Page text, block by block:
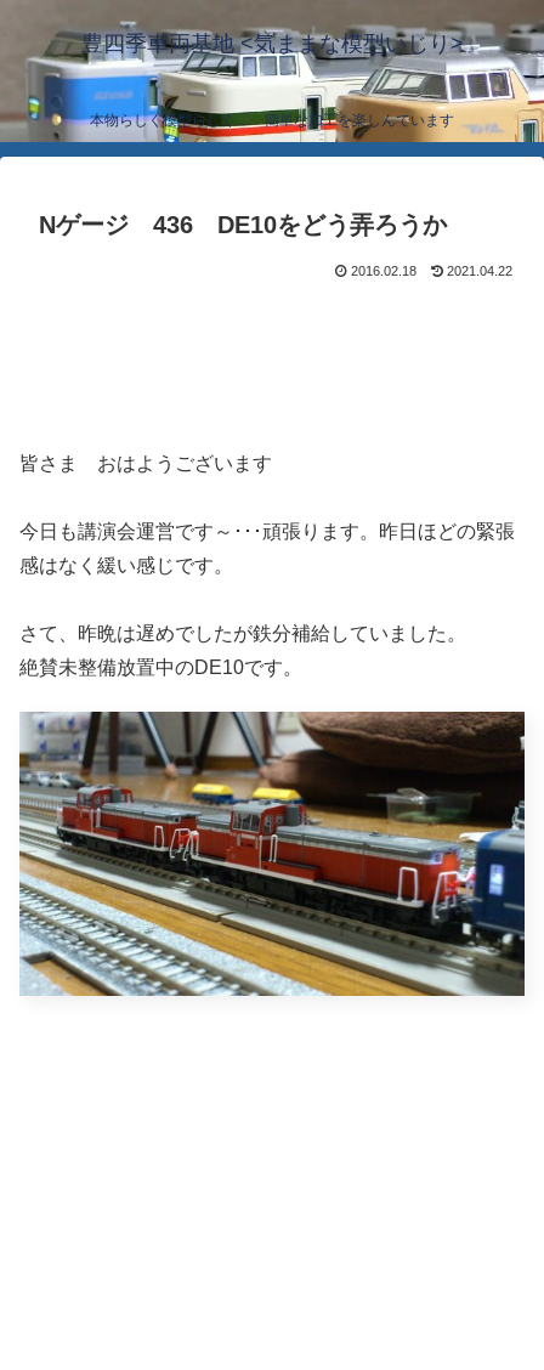
豊四季車両基地 <気ままな模型いじり>
本物らしく模型らしく… 簡単な加工を楽しんでいます
Nゲージ 436 DE10をどう弄ろうか
2016.02.18 2021.04.22
皆さま おはようございます
今日も講演会運営です～･･･頑張ります。昨日ほどの緊張
感はなく緩い感じです。
さて、昨晩は遅めでしたが鉄分補給していました。
絶賛未整備放置中のDE10です。